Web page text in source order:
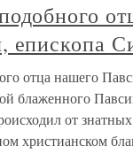
епископа
отца нашего
блаженного
от
христианском